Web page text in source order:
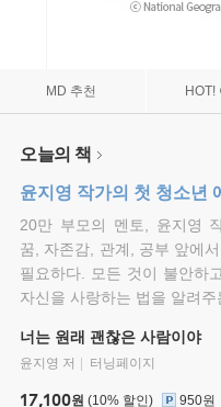
MD 추천 HOT!
오늘의 책
윤지영 작가의 첫 청소년
20만 부모의 멘토, 윤지영
꿈, 자존감, 관계, 공부 앞에
필요하다. 모든 것이 불안하
자신을 사랑하는 법을 알려주
너는 원래 괜찮은 사람이야
윤지영 저 터닝페이지
17,100원 (10% 할인) 950원